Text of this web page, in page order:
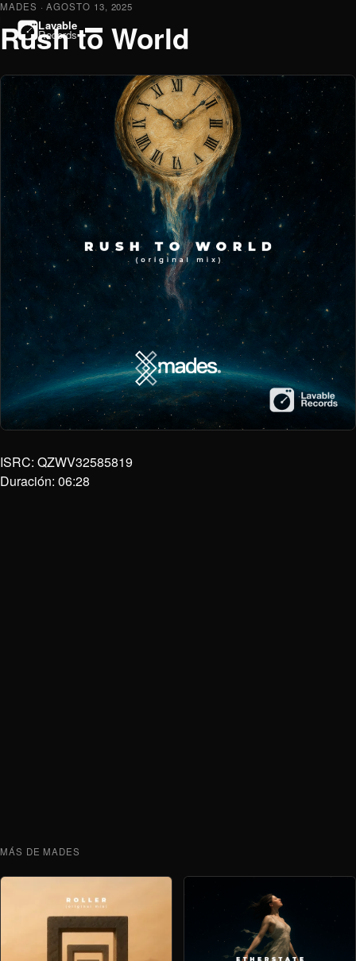
Lavable
Records
MADES · AGOSTO 13, 2025
Rush to World
ISRC: QZWV32585819
Duración: 06:28
MÁS DE MADES